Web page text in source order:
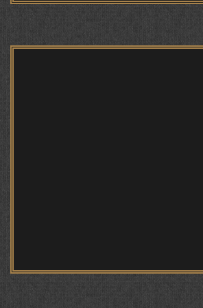
МОҲИЯТИ ИҶТИМОИИ ТАСВИР